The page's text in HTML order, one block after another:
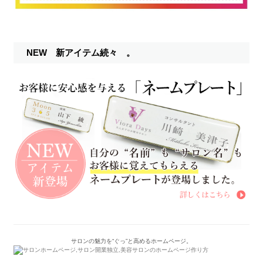
NEW 新アイテム続々 。
サロンの魅力を“ぐっ”と高めるホームページ。